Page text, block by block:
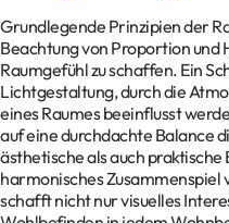
Grundlegende Prinzipien der
Beachtung von Proportion und
Raumgefühl zu schaffen. Ein
Lichtgestaltung, durch die
eines Raumes beeinflusst
auf eine durchdachte Balance
ästhetische als auch
harmonisches Zusammenspiel
schafft nicht nur visuelles